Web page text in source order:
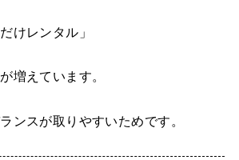
けレンタル」
増えています。
ンスが取りやすいためです。